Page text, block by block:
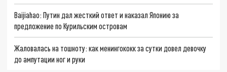
Baijiahao: Путин дал жесткий ответ и наказал Японию за
предложение по Курильским островам
Жаловалась на тошноту: как менингококк за сутки довел девочку
до ампутации ног и руки